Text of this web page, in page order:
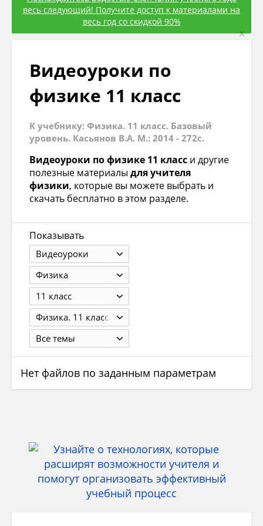
весь следующий! Получите доступ к материалами на
весь год со скидкой 90%
×
Видеоуроки по
физике 11 класс
К учебнику: Физика. 11 класс. Базовый
уровень. Касьянов В.А. М.: 2014 - 272с.
Видеоуроки по физике 11 класс и другие
полезные материалы для учителя
физики, которые вы можете выбрать и
скачать бесплатно в этом разделе.
Показывать
Видеоуроки
Физика
11 класс
Физика. 11 класс. Базовый уровень. Касьянов В.А. М.: 2014 - 272с.
Все темы
Нет файлов по заданным параметрам